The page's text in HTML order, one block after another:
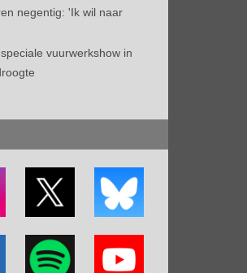
negentig: 'Ik wil naar
vuurwerkshow in